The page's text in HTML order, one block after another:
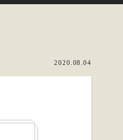
2020.08.04